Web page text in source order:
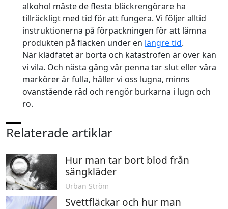
alkohol måste de flesta bläckrengörare ha
tillräckligt med tid för att fungera. Vi följer alltid
instruktionerna på förpackningen för att lämna
produkten på fläcken under en längre tid.
När klädfatet är borta och katastrofen är över kan
vi vila. Och nästa gång vår penna tar slut eller våra
markörer är fulla, håller vi oss lugna, minns
ovanstående råd och rengör burkarna i lugn och
ro.
Relaterade artiklar
Hur man tar bort blod från
sängkläder
Urban Ström
Svettfläckar och hur man